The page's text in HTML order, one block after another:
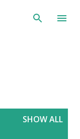
SHOW ALL